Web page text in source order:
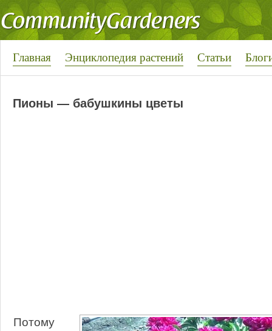
Главная Энциклопедия растений Статьи
Пионы — бабушкины цветы
Потому